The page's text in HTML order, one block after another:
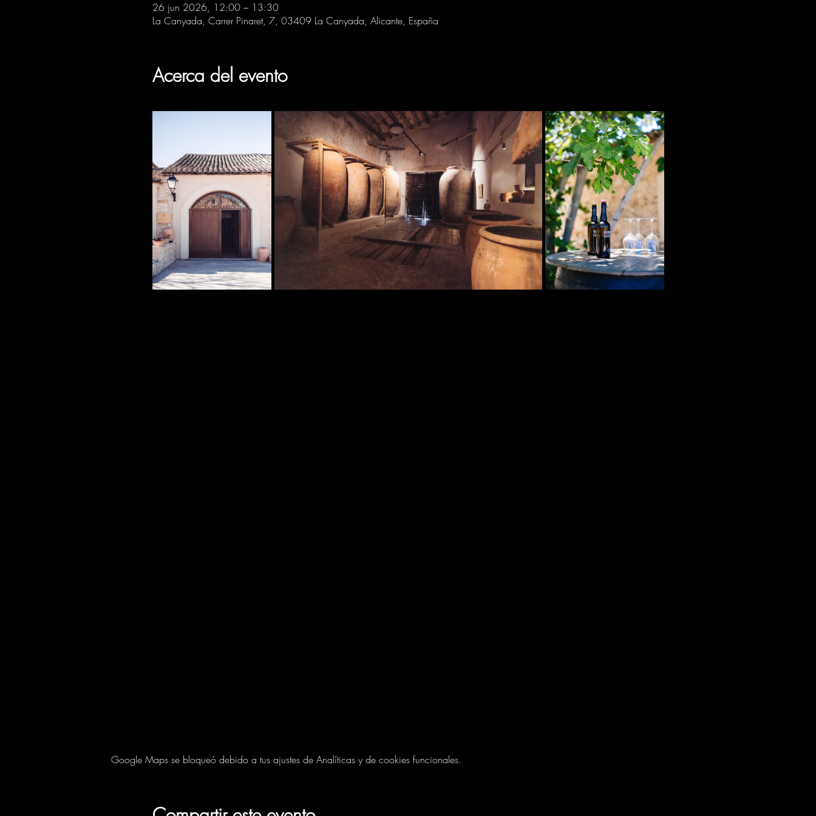
26 jun 2026, 12:00 – 13:30
La Canyada, Carrer Pinaret, 7, 03409 La Canyada, Alicante, España
Acerca del evento
Google Maps se bloqueó debido a tus ajustes de Analíticas y de cookies funcionales.